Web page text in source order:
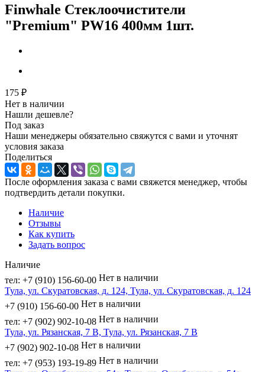
Finwhale Стеклоочистители
"Premium" PW16 400мм 1шт.
175 ₽
Нет в наличии
Нашли дешевле?
Под заказ
Наши менеджеры обязательно свяжутся с вами и уточнят
условия заказа
Поделиться
После оформления заказа с вами свяжется менеджер, чтобы
подтвердить детали покупки.
Наличие
Отзывы
Как купить
Задать вопрос
Наличие
тел: +7 (910) 156-60-00 Нет в наличии
Тула, ул. Скуратовская, д. 124, Тула, ул. Скуратовская, д. 124
+7 (910) 156-60-00 Нет в наличии
тел: +7 (902) 902-10-08 Нет в наличии
Тула, ул. Рязанская, 7 В, Тула, ул. Рязанская, 7 В
+7 (902) 902-10-08 Нет в наличии
тел: +7 (953) 193-19-89 Нет в наличии